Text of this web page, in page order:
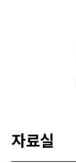
자료실